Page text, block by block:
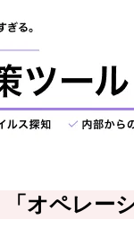
オペレー